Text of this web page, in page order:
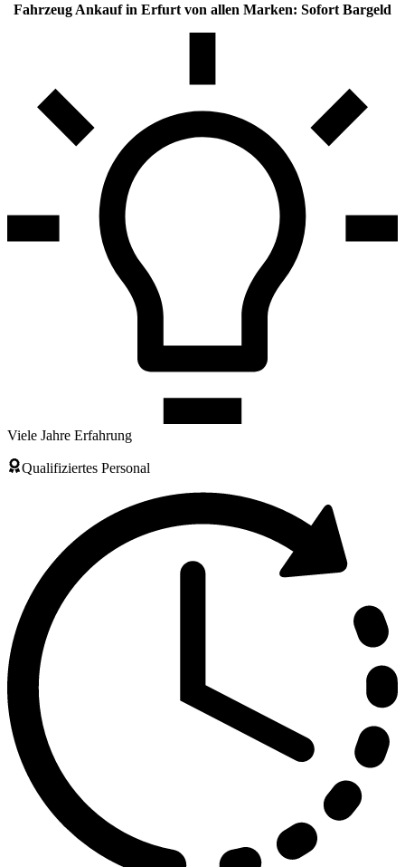
Fahrzeug Ankauf in Erfurt von allen Marken: Sofort Bargeld
Viele Jahre Erfahrung
Qualifiziertes Personal